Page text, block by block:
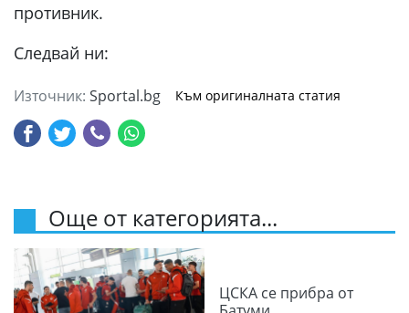
противник.
Следвай ни:
Източник: Sportal.bg Към оригиналната статия
Още от категорията...
ЦСКА се прибра от